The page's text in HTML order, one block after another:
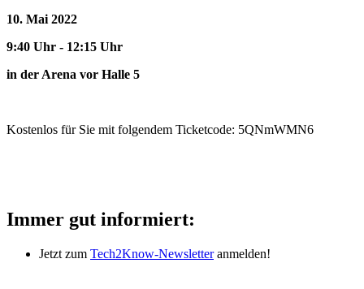
10. Mai 2022
9:40 Uhr - 12:15 Uhr
in der Arena vor Halle 5
Kostenlos für Sie mit folgendem Ticketcode: 5QNmWMN6
Immer gut informiert:
Jetzt zum Tech2Know-Newsletteranmelden!